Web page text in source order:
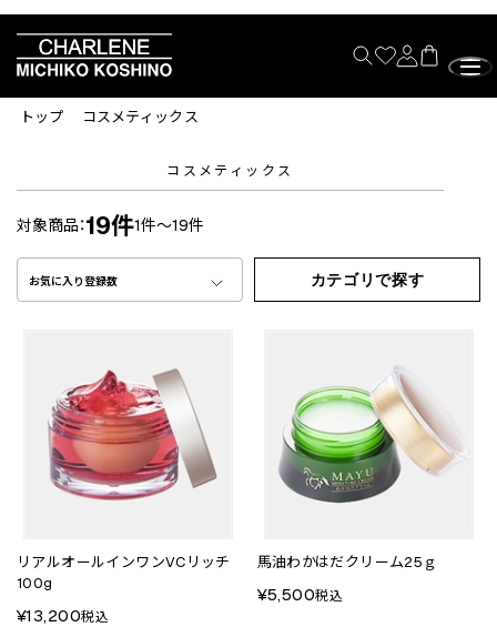
トップ コスメティックス
コスメティックス
対象商品：19件1件～19件
お気に入り登録数 カテゴリで探す
リアルオールインワンVCリッチ
100g
¥13,200税込
馬油わかはだクリーム25ｇ
¥5,500税込